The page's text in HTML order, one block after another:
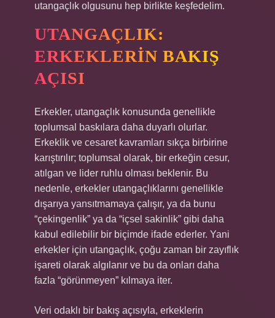
utangaçlık olgusunu hep birlikte keşfedelim.
UTANGAÇLIK:
ERKEKLERIN BAKIŞ
AÇISI
Erkekler, utangaçlık konusunda genellikle
toplumsal baskılara daha duyarlı olurlar.
Erkeklik ve cesaret kavramları sıkça birbirine
karıştırılır; toplumsal olarak, bir erkeğin cesur,
atılgan ve lider ruhlu olması beklenir. Bu
nedenle, erkekler utangaçlıklarını genellikle
dışarıya yansıtmamaya çalışır, ya da bunu
“çekingenlik” ya da “içsel sakinlik” gibi daha
kabul edilebilir bir biçimde ifade ederler. Yani
erkekler için utangaçlık, çoğu zaman bir zayıflık
işareti olarak algılanır ve bu da onları daha
fazla “görünmeyen” kılmaya iter.
Veri odaklı bir bakış açısıyla, erkeklerin